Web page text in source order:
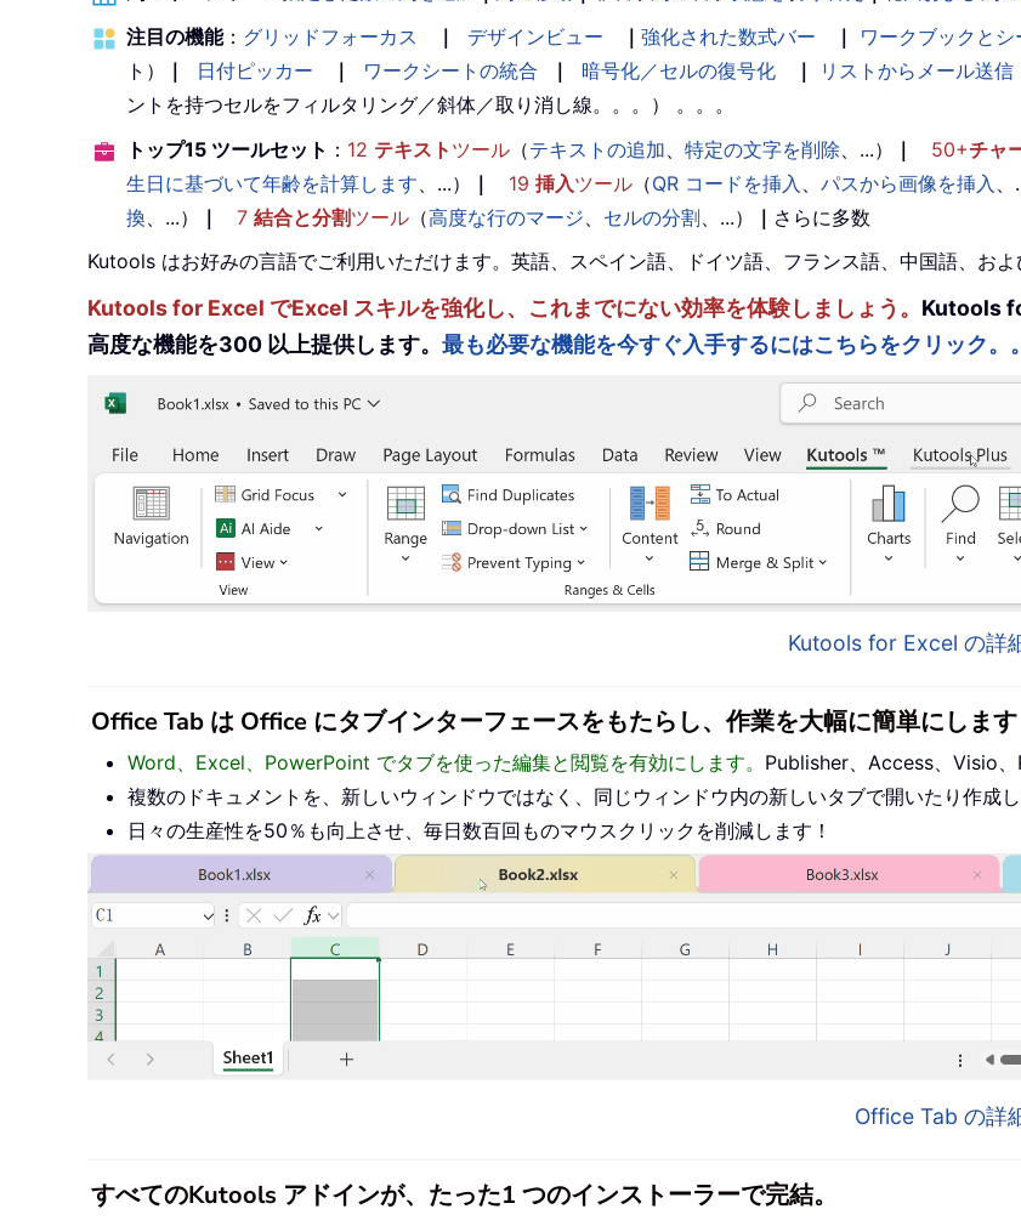
注目の機能： グリッドフォーカス ｜ デザインビュー ｜ 強化された数式バー ｜ ワークブックと
ト）
｜ 日付ピッカー ｜ ワークシートの統合 ｜ 暗号化／セルの復号化 ｜ リストからメール送信
ントを持つセルをフィルタリング／斜体／取り消し線。。。） 。。。
トップ15 ツールセット ： 12 テキスト ツール （テキストの追加、 特定の文字を削除、...） ｜ 50+チャ
生日に基づいて年齢を計算します、...） ｜ 19 挿入ツール （QR コードを挿入 、 パスから画像を挿入 、
換、...） ｜ 7 結合と分割ツール （高度な行のマージ、 セルの分割、...） ｜ さらに多数
Kutools はお好みの言語でご利用いただけます。英語、スペイン語、ドイツ語、フランス語、中国語、お
Kutools for Excel でExcel スキルを強化し、これまでにない効率を体験しましょう。 Kutools
高度な機能を300 以上提供します。 最も必要な機能を今すぐ入手するにはこちらをクリック。
Kutools for Excel の詳
Office Tab は Office にタブインターフェースをもたらし、作業を大幅に簡単にします
Word、Excel、PowerPoint でタブを使った編集と閲覧を有効にします。 Publisher、Access、Visio、
複数のドキュメントを、新しいウィンドウではなく、同じウィンドウ内の新しいタブで開いたり作成し
日々の生産性を50％も向上させ、毎日数百回ものマウスクリックを削減します！
Office Tab の詳
すべてのKutools アドインが、たった1 つのインストーラーで完結。